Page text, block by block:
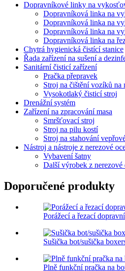
Dopravníkové linky na
Dopravníková linka na
Dopravníková linka na
Dopravníková linka na
Dopravníková linka na
Chytrá hygienická čistící stanice
Řada zařízení na sušení a
Sanitární čisticí zařízení
Pračka přepravek
Stroj na čištění vozíků na
Vysokotlaký čisticí stroj
Drenážní systém
Zařízení na zpracování masa
Smršťovací stroj
Stroj na pilu kostí
Stroj na stahování
Nástroj a nástroje z nerezové
Vybavení šatny
Další výrobek z nerezové
Doporučené produkty
Porážecí a řezací
Sušička bot/sušička
Plně funkční pračka na